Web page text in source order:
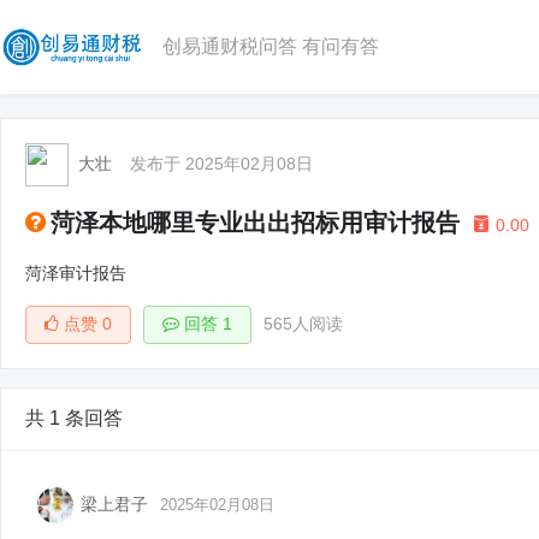
创易通财税问答 有问有答
大壮 发布于 2025年02月08日
菏泽本地哪里专业出出招标用审计报告 0.00
菏泽审计报告
点赞 0 回答 1 565人阅读
共 1 条回答
梁上君子 2025年02月08日